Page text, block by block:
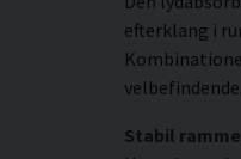
efterklang i
velbefindende.
Stabil